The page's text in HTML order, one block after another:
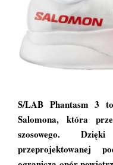
S/LAB Phantasm 3
Salomona, która
szosowego.
przeprojektowanej